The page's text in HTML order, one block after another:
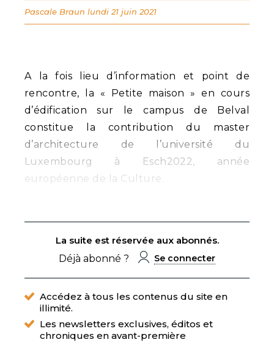
A la fois lieu d’information et point de
rencontre, la « Petite maison » en cours
d’édification sur le campus de Belval
constitue la contribution du master
d’architecture de l’université du
Luxembourg à Esch2022, année
européenne de la Culture.
La suite est réservée aux abonnés.
Déjà abonné ?
Se connecter
Accédez à tous les contenus du site en
illimité.
Les newsletters exclusives, éditos et
chroniques en avant-première
Pascale Braun lundi 21 juin 2021